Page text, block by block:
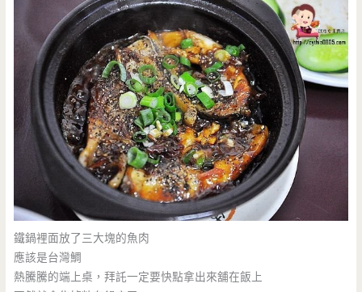
鐵鍋裡面放了三大塊的魚肉
應該是台灣鯛
熱騰騰的端上桌，拜託一定要快點拿出來舖在飯上